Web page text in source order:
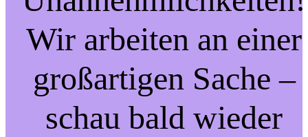
Wir arbeiten an einer
großartigen Sache –
schau bald wieder